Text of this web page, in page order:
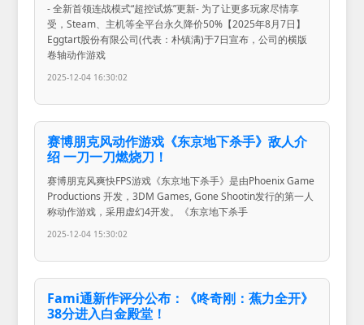
- 全新首领连战模式“超控试炼”更新- 为了让更多玩家尽情享
受，Steam、主机等全平台永久降价50%【2025年8月7日】
Eggtart股份有限公司(代表：朴镇满)于7日宣布，公司的横版
卷轴动作游戏
2025-12-04 16:30:02
赛博朋克风动作游戏《东京地下杀手》敌人介
绍 一刀一刀燃烧刀！
赛博朋克风爽快FPS游戏《东京地下杀手》是由Phoenix Game
Productions 开发，3DM Games, Gone Shootin发行的第一人
称动作游戏，采用虚幻4开发。《东京地下杀手
2025-12-04 15:30:02
Fami通新作评分公布：《咚奇刚：蕉力全开》
38分进入白金殿堂！